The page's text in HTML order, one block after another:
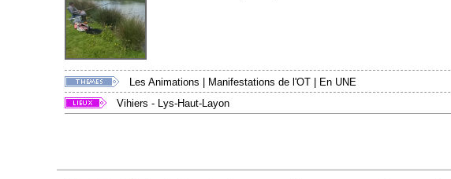
Les Animations Manifestations de l'OT
En UNE
Vihiers - Lys-Haut-Layon